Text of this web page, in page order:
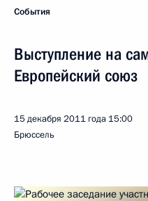
События
Выступление на
Европейский союз
15 декабря 2011 года 15:00
Брюссель